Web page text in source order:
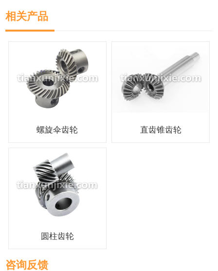
相关产品
螺旋伞齿轮 直齿锥齿轮
圆柱齿轮
咨询反馈